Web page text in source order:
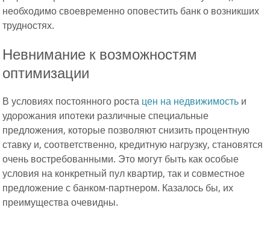
необходимо своевременно оповестить банк о возникших
трудностях.
Невнимание к возможностям
оптимизации
В условиях постоянного роста цен на недвижимость и
удорожания ипотеки различные специальные
предложения, которые позволяют снизить процентную
ставку и, соответственно, кредитную нагрузку, становятся
очень востребованными. Это могут быть как особые
условия на конкретный пул квартир, так и совместное
предложение с банком-партнером. Казалось бы, их
преимущества очевидны.